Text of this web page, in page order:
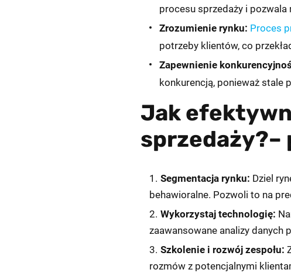
procesu sprzedaży i pozwala
Zrozumienie rynku: Proces
potrzeby klientów, co
Zapewnienie
konkurencją, ponieważ stale
Jak
sprzedaży?–
Segmentacja rynku: Dziel
behawioralne. Pozwoli to na
Wykorzystaj technologię:
zaawansowane analizy danych
Szkolenie i rozwój zespołu:
rozmów z potencjalnymi